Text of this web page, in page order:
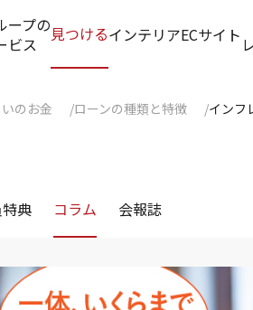
ープの
ビス
見つけるインテリアECサイト
のお金 ローンの種類と特徴 インフ
典 コラム 会報誌